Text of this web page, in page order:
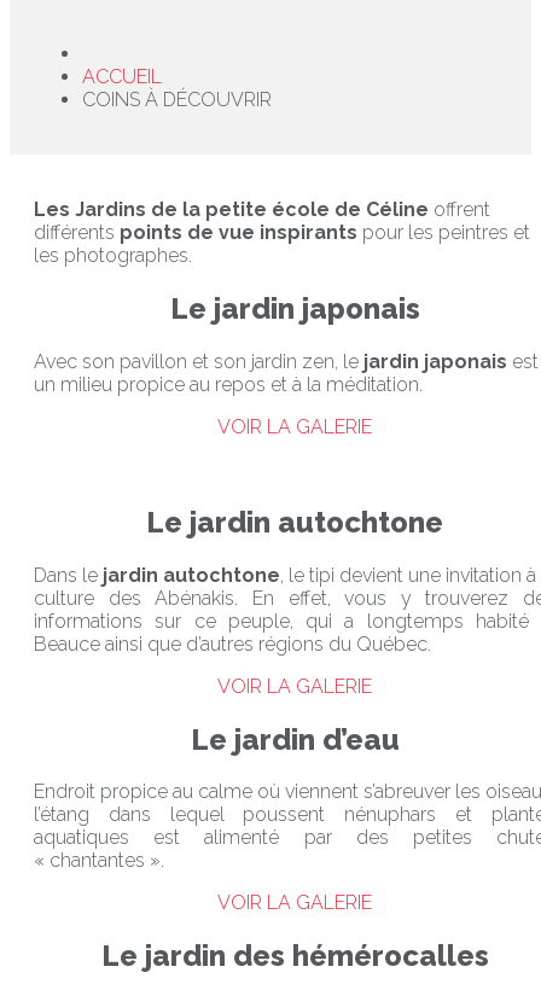
ACCUEIL
COINS À DÉCOUVRIR
Les Jardins de la petite école de Céline offrent
différents points de vue inspirants pour les peintres et
les photographes.
Le jardin japonais
Avec son pavillon et son jardin zen, le jardin japonais est
un milieu propice au repos et à la méditation.
VOIR LA GALERIE
Le jardin autochtone
Dans le jardin autochtone , le tipi devient une invitation à
culture des Abénakis. En effet, vous y trouverez
informations sur ce peuple, qui a longtemps habité
Beauce ainsi que d’autres régions du Québec.
VOIR LA GALERIE
Le jardin d’eau
Endroit propice au calme où viennent s’abreuver les
l’étang dans lequel poussent nénuphars et
aquatiques est alimenté par des petites
« chantantes ».
VOIR LA GALERIE
Le jardin des hémérocalles